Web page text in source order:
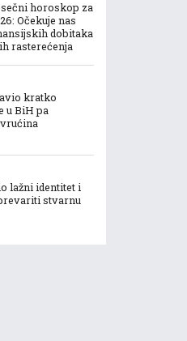
horoskop za
Očekuje nas
dobitaka
rasterećenja
kratko
u BiH pa
lažni identitet i
stvarnu